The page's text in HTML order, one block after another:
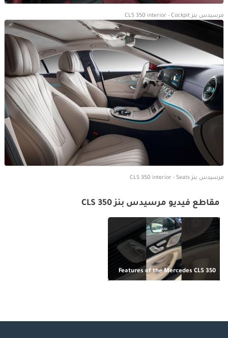
مرسيدس بنز CLS 350 interior - Cockpit
مرسيدس بنز CLS 350 interior - Seats
مقاطع فيديو مرسيدس بنز CLS 350
Features of the Mercedes CLS 350